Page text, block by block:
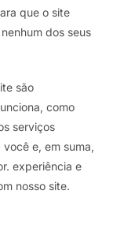
que o site
dos seus
são
como
serviços
e, em suma,
experiência e
nosso site.